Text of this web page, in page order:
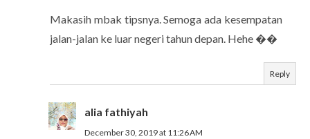
Makasih mbak tipsnya. Semoga ada kesempatan
jalan-jalan ke luar negeri tahun depan. Hehe ��
Reply
alia fathiyah
December 30, 2019 at 11:26 AM